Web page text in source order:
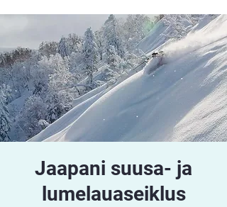
Jaapani suusa- ja
lumelauaseiklus